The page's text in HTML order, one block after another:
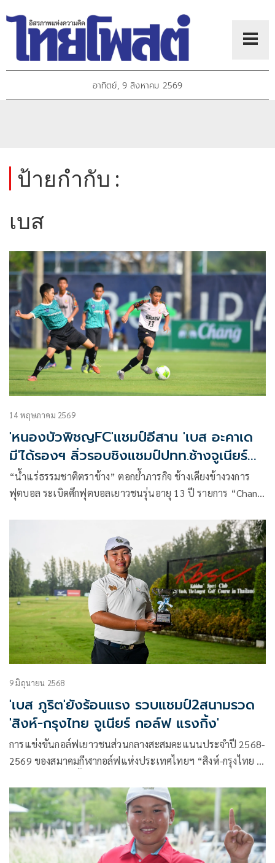
อาทิตย์, 9 สิงหาคม 2569
ป้ายกำกับ :
เบส
14 พฤษภาคม 2569
'หนองบัวพิชญFC'แชมป์อีสาน 'เบส อะคาเด
มี'ได้รองฯ ลิ่วรอบชิงแชมป์ปทท.ช้างจูเนียร์
คัพ
“น้ำแร่ธรรมชาติตราช้าง” ตอกย้ำภารกิจ ช้างเคียงข้างวงการ
ฟุตบอล ระเบิดศึกฟุตบอลเยาวชนรุ่นอายุ 13 ปี รายการ “Chang
เยาวชน เฟ้นหาสุดยอดทีมของประเทศไทย พร้อม “Most
Talented Player” หรือ “นักเตะผู้มีพรสวรรค์ยอดเยี่ยม” 1
รางวัล และ “Sportsmanship Awards” หรือ “นักเตะที่มีความ
สามารถและเป็นผู้มีน้ำใจนักกีฬายอดเยี่ยม” 2 รางวัล ร่วมเดิน
ทางไปสัมผัสประสบการณ์ระดับโลกที่ประเทศอังกฤษ
9 มิถุนายน 2568
'เบส ภูริต'ยังร้อนแรง รวบแชมป์2สนามรวด
'สิงห์-กรุงไทย จูเนียร์ กอล์ฟ แรงกิ้ง'
การแข่งขันกอล์ฟเยาวชนส่วนกลางสะสมคะแนนประจำปี 2568-
2569 ของสมาคมกีฬากอล์ฟแห่งประเทศไทยฯ “สิงห์-กรุงไทย จู
กบินทร์บุรี สปอร์ตคลับ จ.ปราจีนบุรี แข่งระหว่างวันที่ 7-8
มิถุนายน 2568 สัปดาห์นี้ แข่ง 4 รุ่น คลาส C รุ่นอายุ 11-12 ปี,
คลาส D รุ่นอายุ 9-10 ปี, คลาส E รุ่นอายุ 7-8 ปี และ คลาส F รุ่น
อายุไม่เกิน 6 ปี